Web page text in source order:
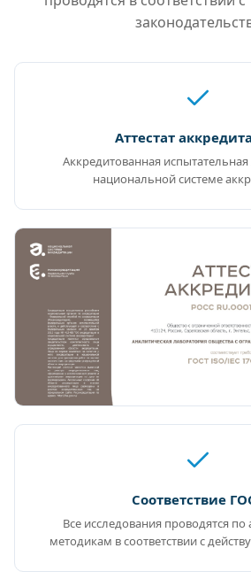
Аттестат
Аккредитованная
национальной системе
Соответствие
Все исследования проводятся по
методикам в соответствии с